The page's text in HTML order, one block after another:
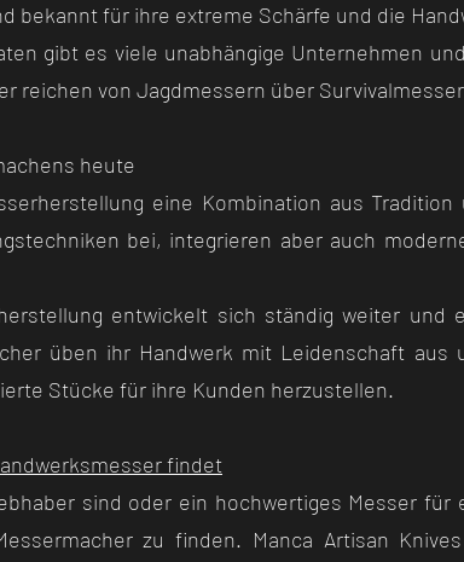
bekannt für ihre extreme Schärfe und die
gibt es viele unabhängige Unternehmen
reichen von Jagdmessern über
heute
eine Kombination aus
bei, integrieren aber auch
entwickelt sich ständig weiter
üben ihr Handwerk mit Leidenschaft
Stücke für ihre Kunden herzustellen.
findet
sind oder ein hochwertiges Messer
zu finden. Manca Artisan